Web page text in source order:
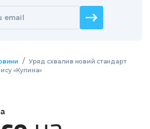
email
/ Уряд схвалив новий стандарт
«Купина»